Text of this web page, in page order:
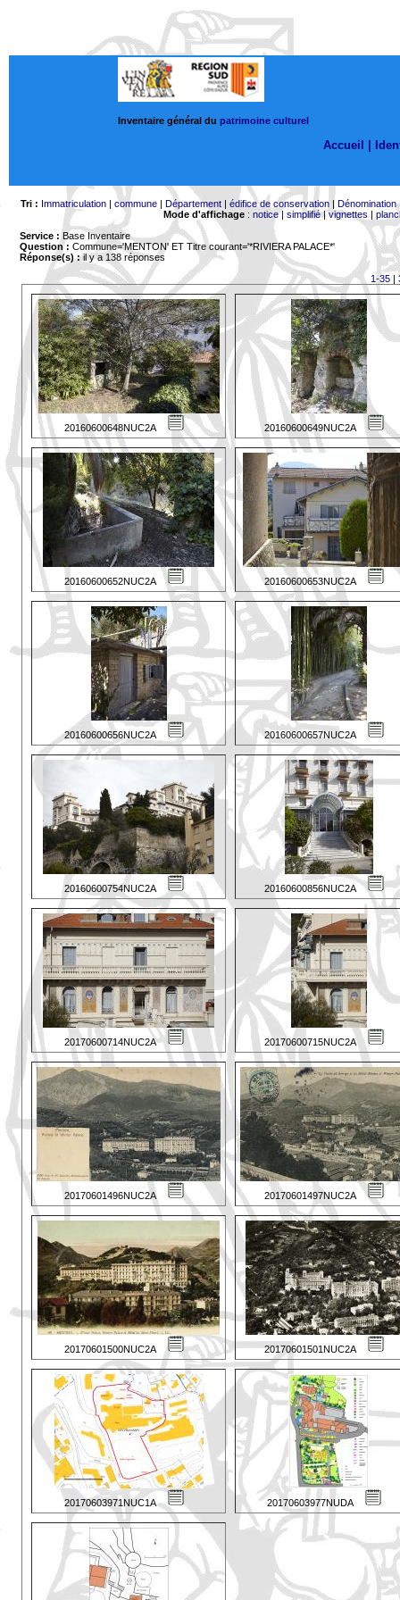
Inventaire général du patrimoine culturel
Accueil |
Tri : Immatriculation| commune| Département| édifice de conservation| Dénomination
Mode d'affichage: notice| simplifié|vignettes |
Service : Base Inventaire
Question : Commune='MENTON' ET Titre courant='*RIVIERA PALACE*'
Réponse(s) :il y a 138 réponses
1-35|
20160600648NUC2A 20160600649NUC2A
20160600652NUC2A 20160600653NUC2A
20160600656NUC2A 20160600657NUC2A
20160600754NUC2A 20160600856NUC2A
20170600714NUC2A 20170600715NUC2A
20170601496NUC2A 20170601497NUC2A
20170601500NUC2A 20170601501NUC2A
20170603971NUC1A 20170603977NUDA